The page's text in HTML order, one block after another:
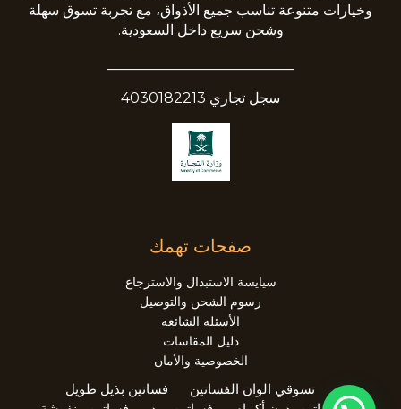
وخيارات متنوعة تناسب جميع الأذواق، مع تجربة تسوق سهلة
وشحن سريع داخل السعودية.
سجل تجاري 4030182213
صفحات تهمك
سيايسة الاستبدال والاسترجاع
رسوم الشحن والتوصيل
الأسئلة الشائعة
دليل المقاسات
الخصوصية والأمان
تسوقي الوان الفساتين
فساتين بذيل طويل